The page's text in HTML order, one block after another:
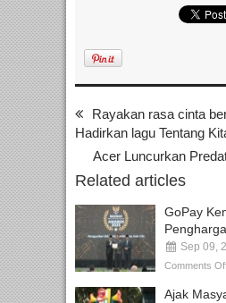
Rayakan rasa cinta
Hadirkan lagu Tentang
Acer Luncurkan
Related articles
GoPay
Sep 09,
Comments
Ajak